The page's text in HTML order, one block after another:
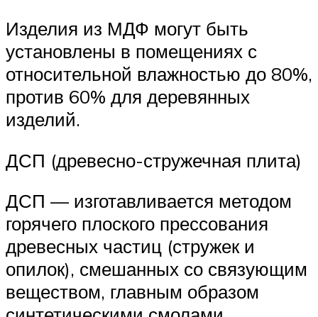
Изделия из МДФ могут быть
установлены в помещениях с
относительной влажностью до 80%,
против 60% для деревянных
изделий.
ДСП (древесно-стружечная плита)
ДСП — изготавливается методом
горячего плоского прессования
древесных частиц (стружек и
опилок), смешанных со связующим
веществом, главным образом